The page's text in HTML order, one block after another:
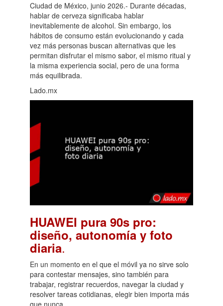
Ciudad de México, junio 2026.- Durante décadas,
hablar de cerveza significaba hablar
inevitablemente de alcohol. Sin embargo, los
hábitos de consumo están evolucionando y cada
vez más personas buscan alternativas que les
permitan disfrutar el mismo sabor, el mismo ritual y
la misma experiencia social, pero de una forma
más equilibrada.
Lado.mx
HUAWEI pura 90s pro:
diseño, autonomía y foto
diaria.
En un momento en el que el móvil ya no sirve solo
para contestar mensajes, sino también para
trabajar, registrar recuerdos, navegar la ciudad y
resolver tareas cotidianas, elegir bien importa más